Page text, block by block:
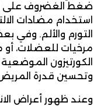
ضغط الغضروف على
استخدام مضادات
التورم والألم. وفي
مرخيات للعضلات، أو
الكورتيزون
وتحسين قدرة
وعند ظهور أعراض